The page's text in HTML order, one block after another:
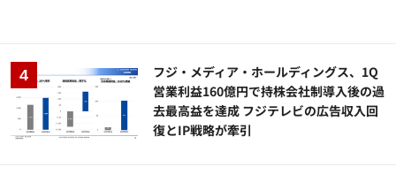
フジ・メディア・ホールディングス、1Q
営業利益160億円で持株会社制導入後の過
去最高益を達成 フジテレビの広告収入回
復とIP戦略が牽引